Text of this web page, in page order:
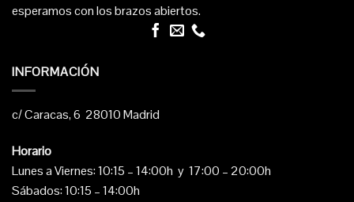
esperamos con los brazos abiertos.
INFORMACIÓN
c/ Caracas, 6 28010 Madrid
Horario
Lunes a Viernes: 10:15 – 14:00h y 17:00 – 20:00h
Sábados: 10:15 – 14:00h